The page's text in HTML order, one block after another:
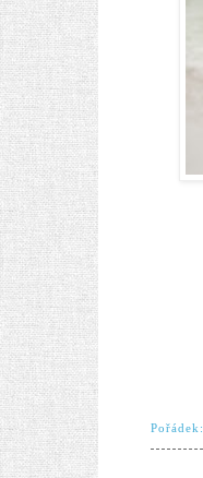
Pořádek: